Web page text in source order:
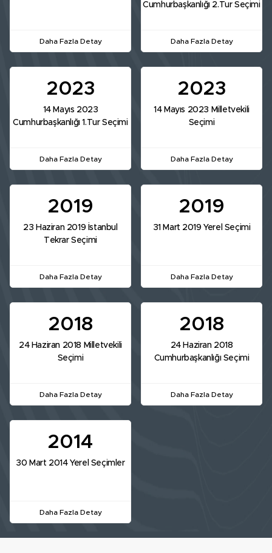
Daha Fazla Detay
Cumhurbaşkanlığı 2.Tur Seçimi
Daha Fazla Detay
2023
14 Mayıs 2023
Cumhurbaşkanlığı 1.Tur Seçimi
Daha Fazla Detay
2023
14 Mayıs 2023 Milletvekili
Seçimi
Daha Fazla Detay
2019
23 Haziran 2019 İstanbul
Tekrar Seçimi
Daha Fazla Detay
2019
31 Mart 2019 Yerel Seçimi
Daha Fazla Detay
2018
24 Haziran 2018 Milletvekili
Seçimi
Daha Fazla Detay
2018
24 Haziran 2018
Cumhurbaşkanlığı Seçimi
Daha Fazla Detay
2014
30 Mart 2014 Yerel Seçimler
Daha Fazla Detay